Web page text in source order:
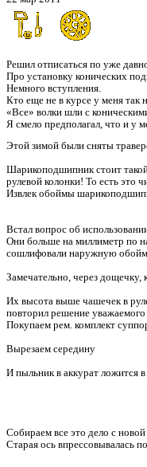
Решил отписаться по уже
Про установку конических
Немного вступления.
Кто еще не в курсе у меня так
«Все» волки шли с
Я смело предполагал, что и у
Этой зимой были сняты
Шарикоподшипник стоит
рулевой колонки! То есть это
Извлек обоймы
Встал вопрос об
Они больше на миллиметр по
сошлифовали наружную
Замечательно, через дощечку,
Их высота выше чашечек в
повторил решение
Покупаем рем. комплект
Вырезаем середину
И пыльник в аккурат ложится
Собираем все это дело с
Старая ось впрессовывалась